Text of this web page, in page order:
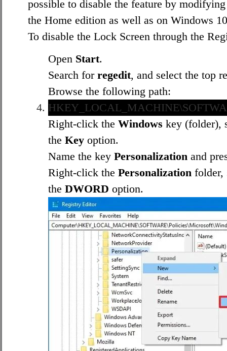
possible to disable the feature by
the Home edition as well as on Windows
To disable the Lock Screen through the
Open Start.
Search for regedit, and select the top
Browse the following path:
Right-click the Windows key (folder),
the Key option.
Name the key Personalization and
Right-click the Personalization folder,
the DWORD option.